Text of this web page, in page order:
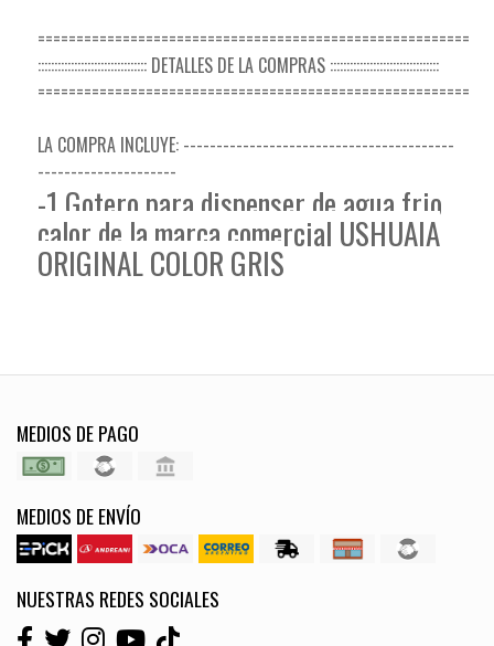
========================================================
::::::::::::::::::::::::::::::::: DETALLES DE LA COMPRAS :::::::::::::::::::::::::::::::::
========================================================
LA COMPRA INCLUYE: -----------------------------------------
---------------------
-1 Gotero para dispenser de agua frio
calor de la marca comercial USHUAIA
ORIGINAL COLOR GRIS
MEDIOS DE PAGO
MEDIOS DE ENVÍO
NUESTRAS REDES SOCIALES